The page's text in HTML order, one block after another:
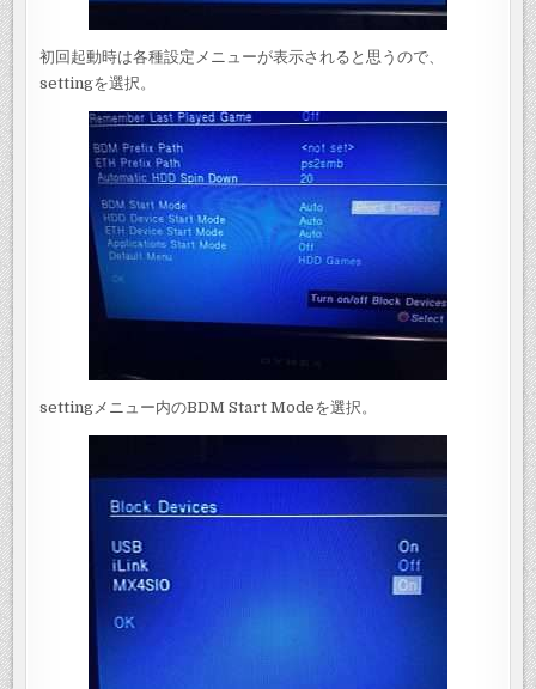
初回起動時は各種設定メニューが表示されると思うので、
settingを選択。
settingメニュー内のBDM Start Modeを選択。